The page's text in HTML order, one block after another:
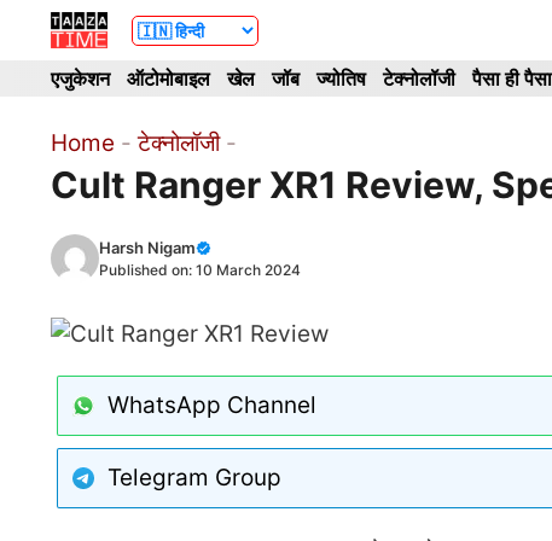
contentएजुकेशन ऑटोमोबाइल खेल जॉब ज्योतिष टेक्नोलॉजी पैसा ही पैसा
Home -टेक्नोलॉजी-
Cult Ranger XR1 Review,
Harsh Nigam
Published on: 10 March 2024
WhatsApp Channel
Telegram Group